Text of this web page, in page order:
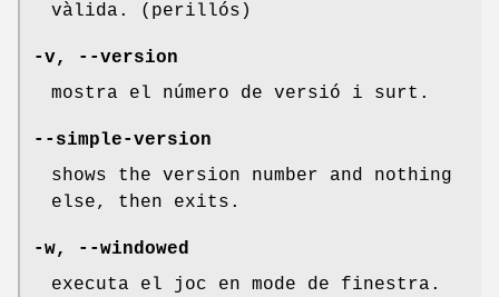
vàlida. (perillós)
-v, --version
mostra el número de versió i surt.
--simple-version
shows the version number and nothing
else, then exits.
-w, --windowed
executa el joc en mode de finestra.